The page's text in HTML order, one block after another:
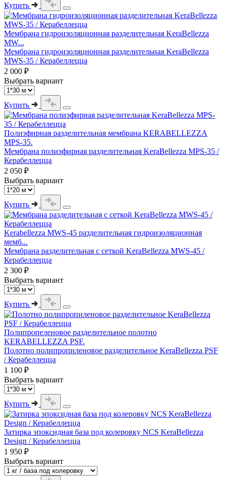
Купить
Мембрана гидроизоляционная разделительная KeraBellezza
MW...
Мембрана гидроизоляционная разделительная KeraBellezza
MWS-35 / Керабеллецца
2 000 ₽
Выбрать вариант
Купить
Полиэфирная разделительная мембрана KERABELLEZZA
MPS-35.
Мембрана полиэфирная разделительная KeraBellezza MPS-35 /
Керабеллецца
2 050 ₽
Выбрать вариант
Купить
Kerabellezza MWS-45 разделительная гидроизоляционная
мемб...
Мембрана разделительная с сеткой KeraBellezza MWS-45 /
Керабеллецца
2 300 ₽
Выбрать вариант
Купить
Полипропеленовое разделительное полотно
KERABELLEZZA PSF.
Полотно полипропиленовое разделительное KeraBellezza PSF
/ Керабеллецца
1 100 ₽
Выбрать вариант
Купить
Затирка эпоксидная база под колеровку NCS KeraBellezza
Design / Керабеллецца
1 950 ₽
Выбрать вариант